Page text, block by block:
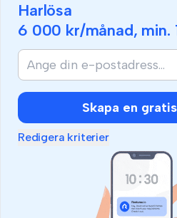
Harlösa
6 000 kr/månad, min.
Skapa en
Redigera kriterier